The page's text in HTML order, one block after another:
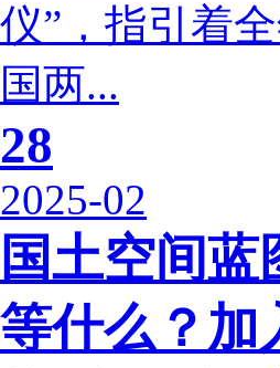
仪”，指引着
国两...
28
2025-02
国土空间
等什么？加